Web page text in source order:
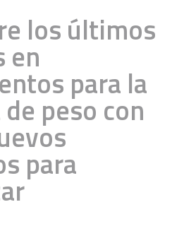
los últimos
en
para la
peso con
para